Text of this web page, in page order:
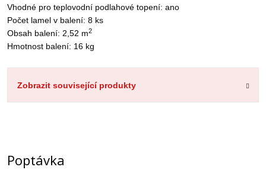
Vhodné pro teplovodní podlahové topení: ano
Počet lamel v balení: 8 ks
Obsah balení: 2,52 m2
Hmotnost balení: 16 kg
Zobrazit související produkty
Poptávka